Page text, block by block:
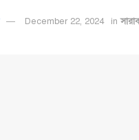
December 22, 2024 in